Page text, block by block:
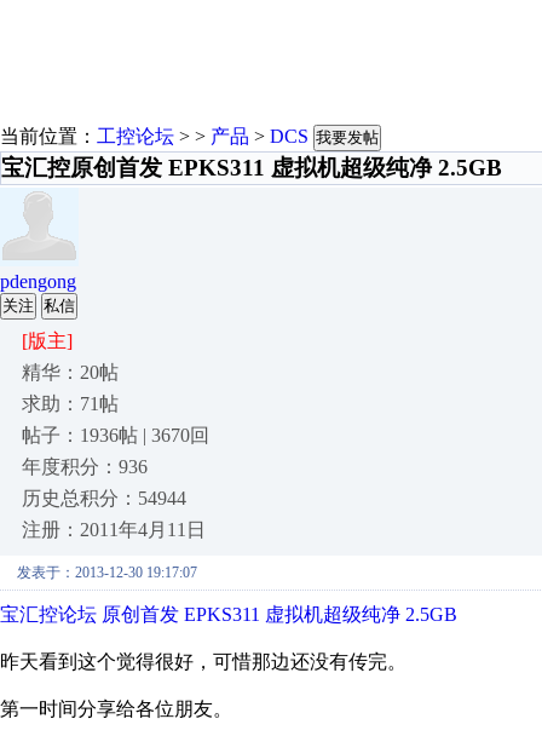
当前位置： 工控论坛 > > 产品 > DCS 我要发帖
宝汇控原创首发 EPKS311 虚拟机超级纯净 2.5GB
pdengong
关注 私信
[版主]
精华：20帖
求助：71帖
帖子：1936帖 | 3670回
年度积分：936
历史总积分：54944
注册：2011年4月11日
发表于：2013-12-30 19:17:07
宝汇控论坛 原创首发 EPKS311 虚拟机超级纯净 2.5GB
昨天看到这个觉得很好，可惜那边还没有传完。
第一时间分享给各位朋友。